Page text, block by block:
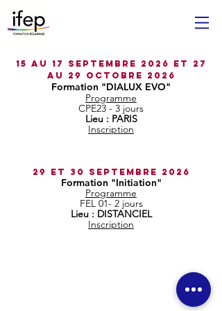
15 AU 17 SEPTEMBRE 2026 ET 27
au 29 OCTOBRE 2026
Formation "DIALUX EVO"
Programme
CPE23 - 3 jours
Lieu : PARIS
Inscription
29 ET 30 SEPTEMBRE 2026
Formation "Initiation"
Programme
FEL 01- 2 jours
Lieu : DISTANCIEL
Inscription